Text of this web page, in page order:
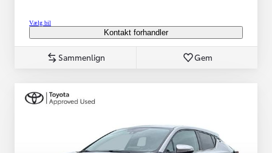
Vælg bil
Kontakt forhandler
Sammenlign Gem